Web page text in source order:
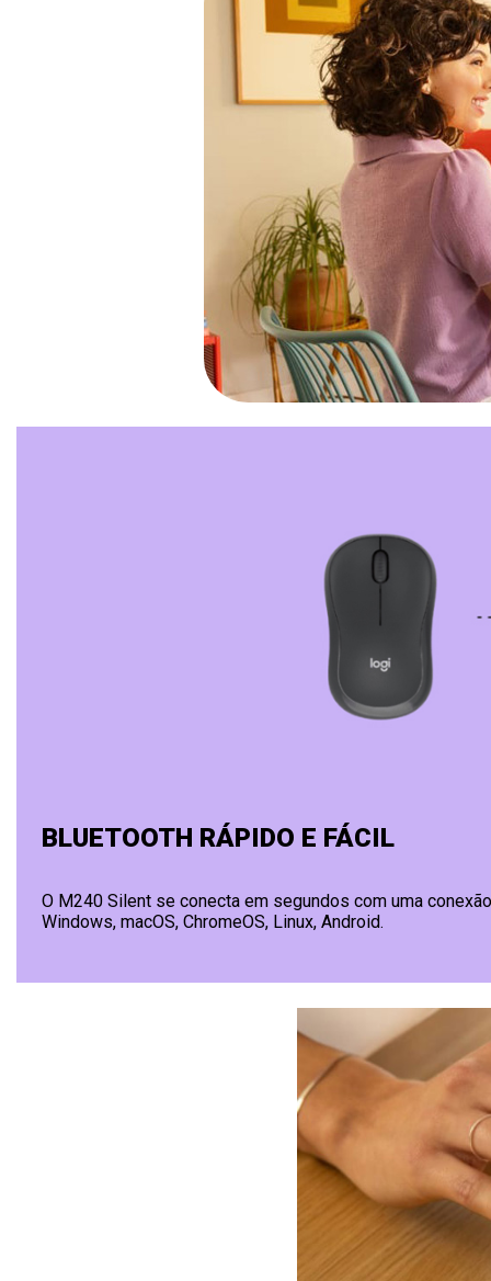
BLUETOOTH RÁPIDO E FÁCIL
O M240 Silent se conecta em segundos com uma
Windows, macOS, ChromeOS, Linux, Android.